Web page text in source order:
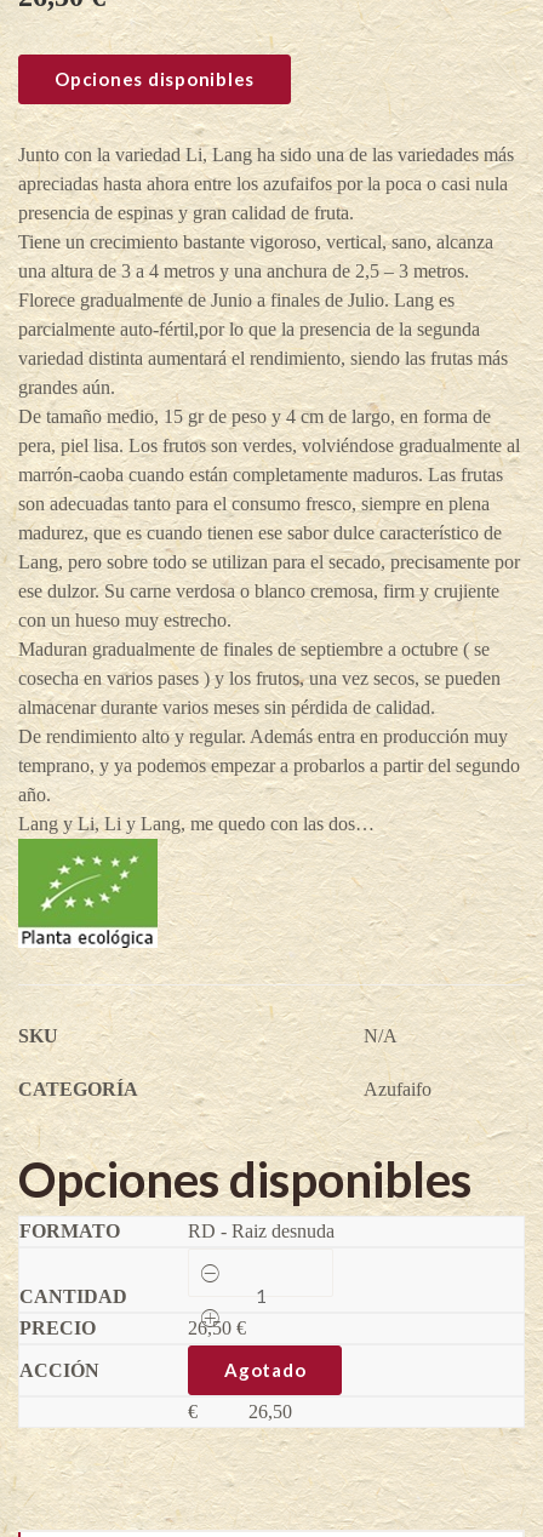
Opciones disponibles
Junto con la variedad Li, Lang ha sido una de las variedades más
apreciadas hasta ahora entre los azufaifos por la poca o casi nula
presencia de espinas y gran calidad de fruta.
Tiene un crecimiento bastante vigoroso, vertical, sano, alcanza
una altura de 3 a 4 metros y una anchura de 2,5 – 3 metros.
Florece gradualmente de Junio a finales de Julio. Lang es
parcialmente auto-fértil,por lo que la presencia de la segunda
variedad distinta aumentará el rendimiento, siendo las frutas más
grandes aún.
De tamaño medio, 15 gr de peso y 4 cm de largo, en forma de
pera, piel lisa. Los frutos son verdes, volviéndose gradualmente al
marrón-caoba cuando están completamente maduros. Las frutas
son adecuadas tanto para el consumo fresco, siempre en plena
madurez, que es cuando tienen ese sabor dulce característico de
Lang, pero sobre todo se utilizan para el secado, precisamente por
ese dulzor. Su carne verdosa o blanco cremosa, firm y crujiente
con un hueso muy estrecho.
Maduran gradualmente de finales de septiembre a octubre ( se
cosecha en varios pases ) y los frutos, una vez secos, se pueden
almacenar durante varios meses sin pérdida de calidad.
De rendimiento alto y regular. Además entra en producción muy
temprano, y ya podemos empezar a probarlos a partir del segundo
año.
Lang y Li, Li y Lang, me quedo con las dos…
SKU N/A
CATEGORÍA Azufaifo
Opciones disponibles
RD - Raiz desnuda
Azufaifo
Lang
Ziziphus
jujuba
(Variedad
injertada)
quantity
26,50 €
Agotado
€ 26,50